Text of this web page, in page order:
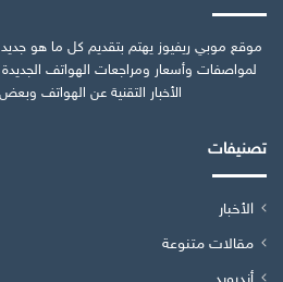
موقع موبي ريفيوز يهتم بتقديم كل ما هو
لمواصفات وأسعار ومراجعات الهواتف
الأخبار التقنية عن الهواتف
تصنيفات
الأخبار
مقالات متنوعة